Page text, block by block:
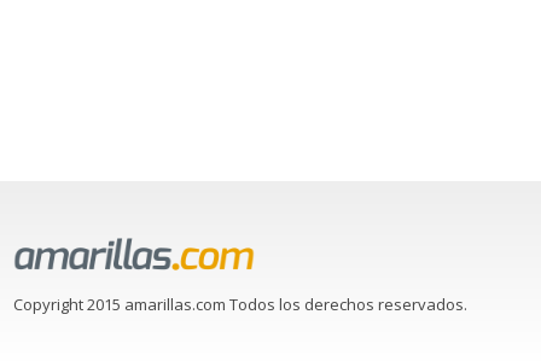
Copyright 2015 amarillas.com Todos los derechos reservados.